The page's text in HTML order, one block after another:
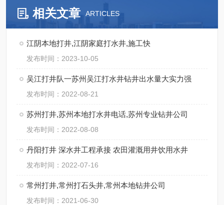
相关文章 ARTICLES
江阴本地打井,江阴家庭打水井,施工快
发布时间：2023-10-05
吴江打井队一苏州吴江打水井钻井出水量大实力强
发布时间：2022-08-21
苏州打井,苏州本地打水井电话,苏州专业钻井公司
发布时间：2022-08-08
丹阳打井 深水井工程承接 农田灌溉用井饮用水井
发布时间：2022-07-16
常州打井,常州打石头井,常州本地钻井公司
发布时间：2021-06-30